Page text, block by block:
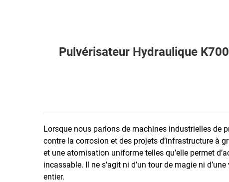
Pulvérisateur Hydraulique
Lorsque nous parlons de machines industrielles de
contre la corrosion et des projets d’infrastructure à
et une atomisation uniforme telles qu’elle permet
incassable. Il ne s’agit ni d’un tour de magie ni
entier.